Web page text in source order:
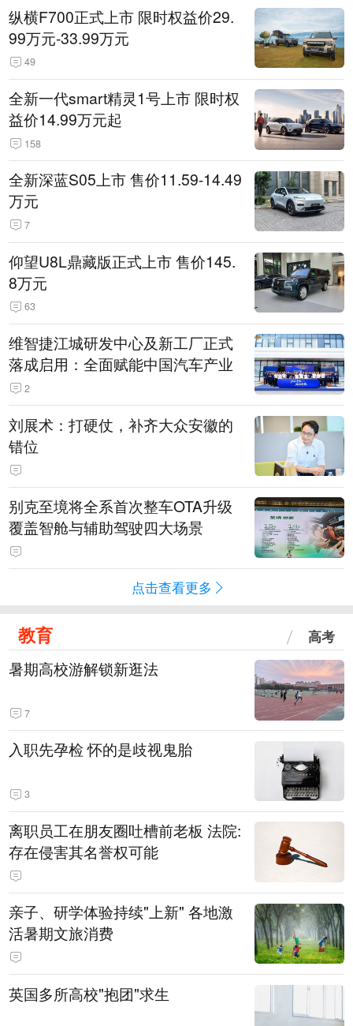
纵横F700正式上市 限时权益价29.
99万元-33.99万元
49
全新一代smart精灵1号上市 限时权
益价14.99万元起
158
全新深蓝S05上市 售价11.59-14.49
万元
7
仰望U8L鼎藏版正式上市 售价145.
8万元
63
维智捷江城研发中心及新工厂正式
落成启用：全面赋能中国汽车产业
2
刘展术：打硬仗，补齐大众安徽的
错位
别克至境将全系首次整车OTA升级
覆盖智舱与辅助驾驶四大场景
点击查看更多
教育 高考
暑期高校游解锁新逛法
7
入职先孕检 怀的是歧视鬼胎
3
离职员工在朋友圈吐槽前老板 法院:
存在侵害其名誉权可能
亲子、研学体验持续"上新" 各地激
活暑期文旅消费
英国多所高校"抱团"求生